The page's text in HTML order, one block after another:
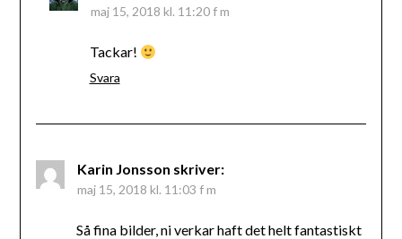
maj 15, 2018 kl. 11:20 f m
Tackar!
Svara
Karin Jonsson skriver:
maj 15, 2018 kl. 11:03 f m
Så fina bilder, ni verkar haft det helt fantastiskt